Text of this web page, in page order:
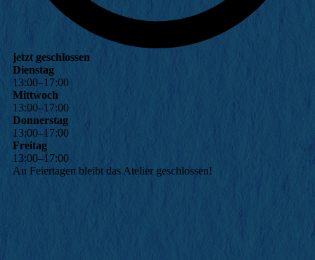
jetzt geschlossen
Dienstag
13:00–17:00
Mittwoch
13:00–17:00
Donnerstag
13:00–17:00
Freitag
13:00–17:00
An Feiertagen bleibt das Atelier geschlossen!